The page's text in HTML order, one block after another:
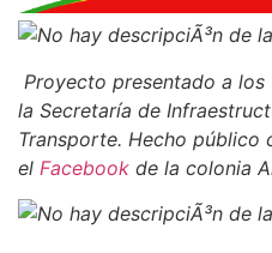
Proyecto presentado a
la Secretaría de
Transporte. Hecho público
el Facebook de la colonia